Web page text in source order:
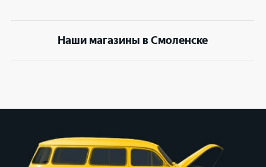
Наши магазины в Смоленске